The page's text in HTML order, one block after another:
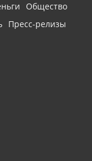
Общество
Пресс-релизы